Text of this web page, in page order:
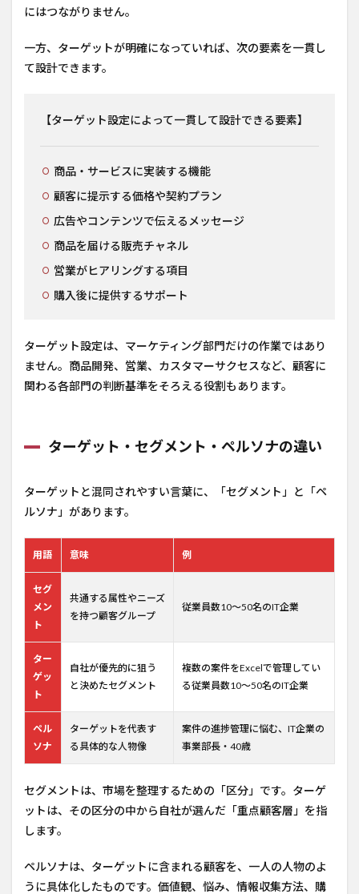
にはつながりません。
一方、ターゲットが明確になっていれば、次の要素を一貫し
て設計できます。
【ターゲット設定によって一貫して設計できる要素】
商品・サービスに実装する機能
顧客に提示する価格や契約プラン
広告やコンテンツで伝えるメッセージ
商品を届ける販売チャネル
営業がヒアリングする項目
購入後に提供するサポート
ターゲット設定は、マーケティング部門だけの作業ではあり
ません。商品開発、営業、カスタマーサクセスなど、顧客に
関わる各部門の判断基準をそろえる役割もあります。
ターゲット・セグメント・ペルソナの違い
ターゲットと混同されやすい言葉に、「セグメント」と「ペ
ルソナ」があります。
用語 意味 例
セグ
メン
ト
共通する属性やニーズ
を持つ顧客グループ
従業員数10～50名のIT企業
ター
ゲッ
ト
自社が優先的に狙う
と決めたセグメント
複数の案件をExcelで管理してい
る従業員数10～50名のIT企業
ペル
ソナ
ターゲットを代表す
る具体的な人物像
案件の進捗管理に悩む、IT企業の
事業部長・40歳
セグメントは、市場を整理するための「区分」です。ターゲ
ットは、その区分の中から自社が選んだ「重点顧客層」を指
します。
ペルソナは、ターゲットに含まれる顧客を、一人の人物のよ
うに具体化したものです。価値観、悩み、情報収集方法、購